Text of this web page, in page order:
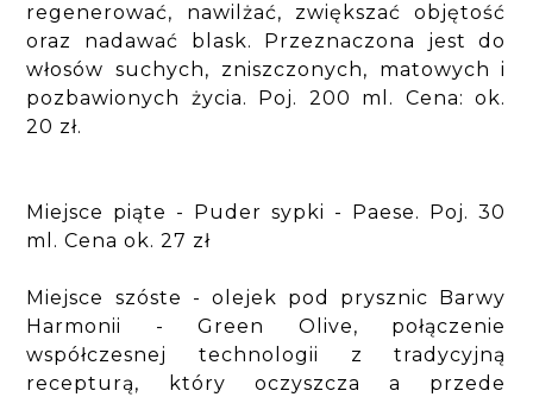
regenerować, nawilżać, zwiększać objętość
oraz nadawać blask. Przeznaczona jest do
włosów suchych, zniszczonych, matowych i
pozbawionych życia. Poj. 200 ml. Cena: ok.
20 zł.
Miejsce piąte - Puder sypki - Paese. Poj. 30
ml. Cena ok. 27 zł
Miejsce szóste - olejek pod prysznic Barwy
Harmonii - Green Olive, połączenie
współczesnej technologii z tradycyjną
recepturą, który oczyszcza a przede